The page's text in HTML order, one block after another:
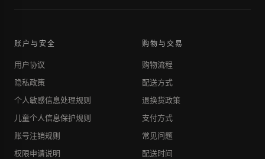
账户与安全
用户协议
隐私政策
个人敏感信息处理规则
儿童个人信息保护规则
账号注销规则
权限申请说明
购物与交易
购物流程
配送方式
退换货政策
支付方式
常见问题
配送时间